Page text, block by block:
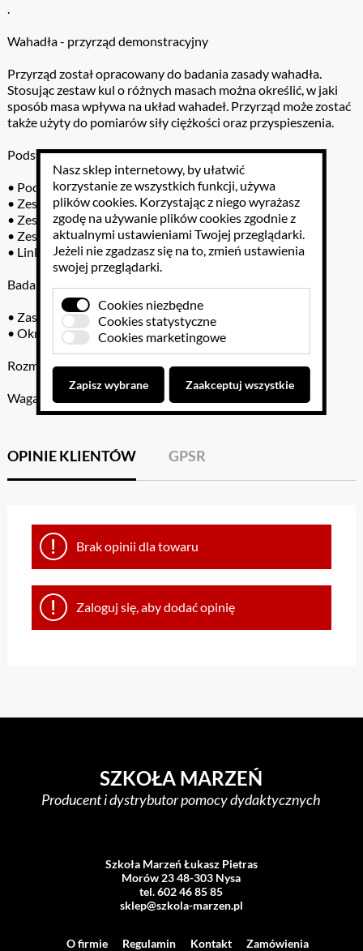
.
Wahadła - przyrząd demonstracyjny
Przyrząd został opracowany do badania zasady wahadła.
Stosując zestaw kul o różnych masach można określić, w jaki
sposób masa wpływa na układ wahadeł. Przyrząd może zostać
także użyty do pomiarów siły ciężkości oraz przyspieszenia.
Podstawowe komponenty:
• Poczwórna podstawa aluminiowa
• Zestaw kul mosiężnych
• Zestaw kul PCW
• Zestaw czterech kul drewnianych
• Linka nylonowa
Badane prawa i zasady:
• Zasada wahadła
• Określenie przyspieszenia ziemskiego
Rozmiar: 104 x 30 x 35 cm
Waga: ok. 2 kg
OPINIE KLIENTÓW GPSR
Brak opinii dla towaru
Zaloguj się, aby dodać opinię
SZKOŁA MARZEŃ
Producent i dystrybutor pomocy dydaktycznych
Szkoła Marzeń Łukasz Pietras
Morów 23 48-303 Nysa
tel. 602 46 85 85
sklep@szkola-marzen.pl
O firmie Regulamin Kontakt
Zamówienia
Nasz sklep internetowy, by ułatwić
korzystanie ze wszystkich funkcji, używa
plików cookies. Korzystając z niego wyrażasz
zgodę na używanie plików cookies zgodnie z
aktualnymi ustawieniami Twojej przeglądarki.
Jeżeli nie zgadzasz się na to, zmień ustawienia
swojej przeglądarki.
Cookies niezbędne
Cookies statystyczne
Cookies marketingowe
Zapisz wybrane Zaakceptuj wszystkie